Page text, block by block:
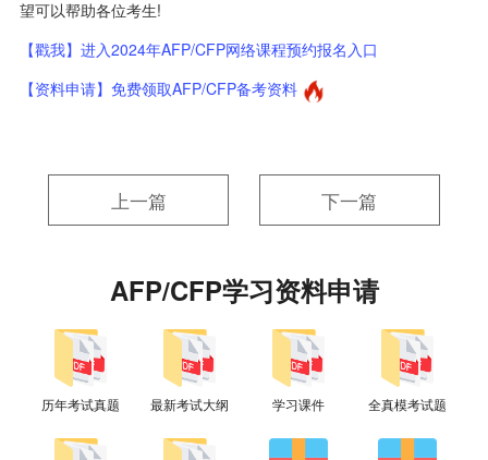
望可以帮助各位考生!
【戳我】进入2024年AFP/CFP网络课程预约报名入口
【资料申请】免费领取AFP/CFP备考资料
上一篇 下一篇
AFP/CFP学习资料申请
历年考试真题 最新考试大纲 学习课件 全真模考试题